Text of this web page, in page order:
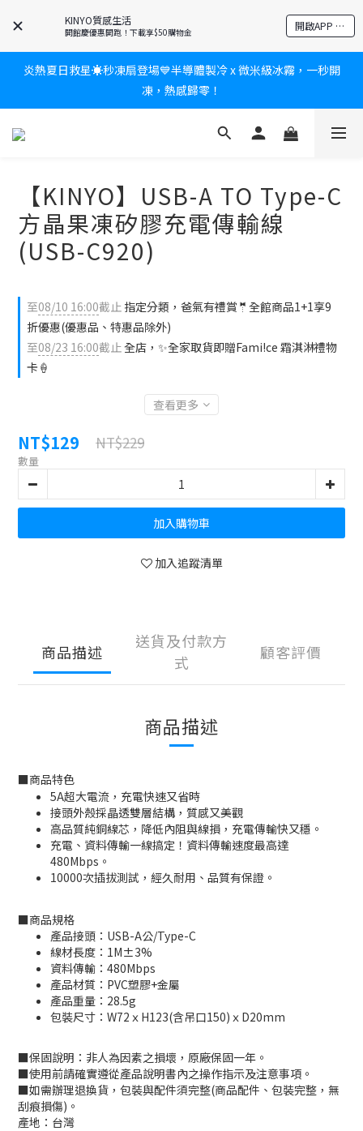
KINYO質感生活
開館慶優惠開跑！下載享$50購物金 開啟APP 享隱藏優惠
新會員送$100購物金✨再享消費回饋無極限
爸氣有禮賞🎁全館任2件9折✨刮鬍刀、按摩家電、電動牙刷、藍芽
耳機🎀給爸爸一個驚喜大禮包
炎熱夏日救星☀️秒凍扇登場💙半導體製冷 x 微米級冰霧，一秒開
凍，熱感歸零！
新會員送$100購物金✨再享消費回饋無極限
【KINYO】USB-A TO Type-C
方晶果凍矽膠充電傳輸線
(USB-C920)
至08/10 16:00截止 指定分類，爸氣有禮賞🤵全館商品1+1享9
折優惠(優惠品、特惠品除外)
至08/23 16:00截止全店，✨全家取貨即贈Fami!ce 霜淇淋禮物
卡🍦
查看更多
NT$129 NT$229
數量
加入購物車
加入追蹤清單
商品描述
送貨及付款方
式
顧客評價
商品描述
■商品特色
5A超大電流，充電快速又省時
接頭外殼採晶透雙層結構，質感又美觀
高品質純銅線芯，降低內阻與線損，充電傳輸快又穩。
充電、資料傳輸一線搞定！資料傳輸速度最高達
480Mbps。
10000次插拔測試，經久耐用、品質有保證。
■商品規格
產品接頭：USB-A公/Type-C
線材長度：1M±3%
資料傳輸：480Mbps
產品材質：PVC塑膠+金屬
產品重量：28.5g
包裝尺寸：W72ｘH123(含吊口150)ｘD20mm
■保固說明：非人為因素之損壞，原廠保固一年。
■使用前請確實遵從產品說明書內之操作指示及注意事項。
■如需辦理退換貨，包裝與配件須完整(商品配件、包裝完整，無
刮痕損傷) 。
產地：台灣